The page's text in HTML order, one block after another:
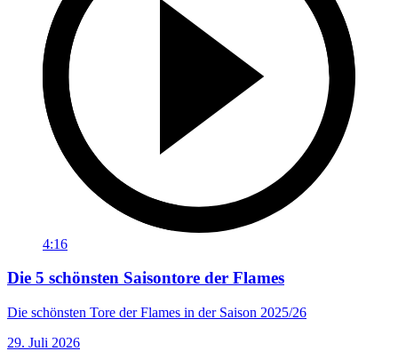
4:16
Die 5 schönsten Saisontore der Flames
Die schönsten Tore der Flames in der Saison 2025/26
29. Juli 2026